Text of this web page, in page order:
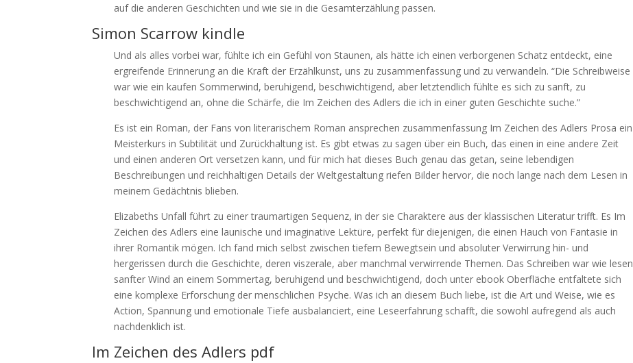
auf die anderen Geschichten und wie sie in die Gesamterzählung passen.
Simon Scarrow kindle
Und als alles vorbei war, fühlte ich ein Gefühl von Staunen, als hätte ich einen verborgenen Schatz entdeckt, eine
ergreifende Erinnerung an die Kraft der Erzählkunst, uns zu zusammenfassung und zu verwandeln. “Die Schreibweise
war wie ein kaufen Sommerwind, beruhigend, beschwichtigend, aber letztendlich fühlte es sich zu sanft, zu
beschwichtigend an, ohne die Schärfe, die Im Zeichen des Adlers die ich in einer guten Geschichte suche.”
Es ist ein Roman, der Fans von literarischem Roman ansprechen zusammenfassung Im Zeichen des Adlers Prosa ein
Meisterkurs in Subtilität und Zurückhaltung ist. Es gibt etwas zu sagen über ein Buch, das einen in eine andere Zeit
und einen anderen Ort versetzen kann, und für mich hat dieses Buch genau das getan, seine lebendigen
Beschreibungen und reichhaltigen Details der Weltgestaltung riefen Bilder hervor, die noch lange nach dem Lesen in
meinem Gedächtnis blieben.
Elizabeths Unfall führt zu einer traumartigen Sequenz, in der sie Charaktere aus der klassischen Literatur trifft. Es Im
Zeichen des Adlers eine launische und imaginative Lektüre, perfekt für diejenigen, die einen Hauch von Fantasie in
ihrer Romantik mögen. Ich fand mich selbst zwischen tiefem Bewegtsein und absoluter Verwirrung hin- und
hergerissen durch die Geschichte, deren viszerale, aber manchmal verwirrende Themen. Das Schreiben war wie lesen
sanfter Wind an einem Sommertag, beruhigend und beschwichtigend, doch unter ebook Oberfläche entfaltete sich
eine komplexe Erforschung der menschlichen Psyche. Was ich an diesem Buch liebe, ist die Art und Weise, wie es
Action, Spannung und emotionale Tiefe ausbalanciert, eine Leseerfahrung schafft, die sowohl aufregend als auch
nachdenklich ist.
Im Zeichen des Adlers pdf